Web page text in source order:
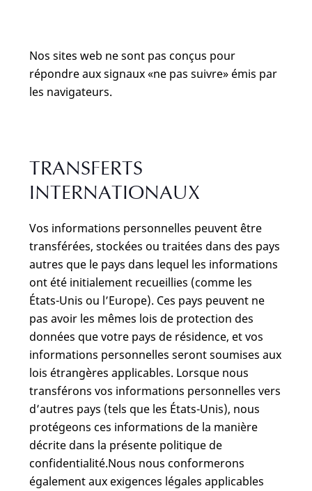
Nos sites web ne sont pas conçus pour
répondre aux signaux «ne pas suivre» émis par
les navigateurs.
TRANSFERTS
INTERNATIONAUX
Vos informations personnelles peuvent être
transférées, stockées ou traitées dans des pays
autres que le pays dans lequel les informations
ont été initialement recueillies (comme les
États-Unis ou l’Europe). Ces pays peuvent ne
pas avoir les mêmes lois de protection des
données que votre pays de résidence, et vos
informations personnelles seront soumises aux
lois étrangères applicables. Lorsque nous
transférons vos informations personnelles vers
d’autres pays (tels que les États-Unis), nous
protégeons ces informations de la manière
décrite dans la présente politique de
confidentialité.Nous nous conformerons
également aux exigences légales applicables